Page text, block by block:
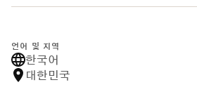
언어 및 지역
한국어
대한민국